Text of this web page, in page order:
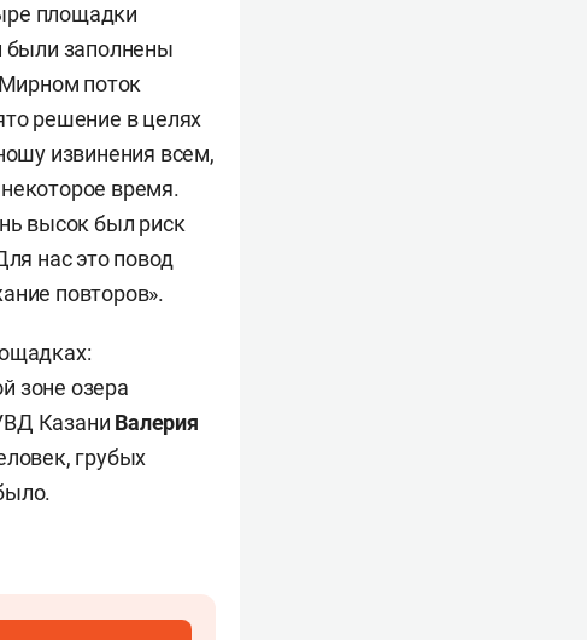
площадки
были заполнены
поток
решение в целях
извинения всем,
время.
высок был риск
нас это повод
повторов».
зоне озера
Казани Валерия
грубых